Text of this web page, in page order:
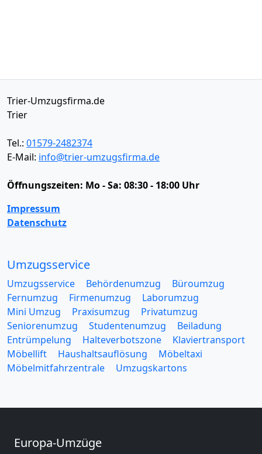
Trier-Umzugsfirma.de
Trier
Tel.: 01579-2482374
E-Mail: info@trier-umzugsfirma.de
Öffnungszeiten: Mo - Sa: 08:30 - 18:00 Uhr
Impressum
Datenschutz
Umzugsservice
Umzugsservice Behördenumzug
Büroumzug
Fernumzug
Firmenumzug
Laborumzug
Mini Umzug
Praxisumzug
Privatumzug
Seniorenumzug
Studentenumzug
Beiladung
Entrümpelung
Halteverbotszone
Klaviertransport
Möbellift
Haushaltsauflösung
Möbeltaxi
Möbelmitfahrzentrale
Umzugskartons
Europa-Umzüge